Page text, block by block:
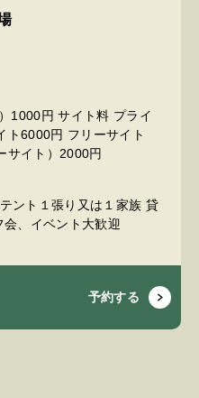
1000円 サイト料 プライ
ト6000円 フリーサイト
サイト）2000円
ント１張り又は１家族 貸
、イベント大歓迎
予約する